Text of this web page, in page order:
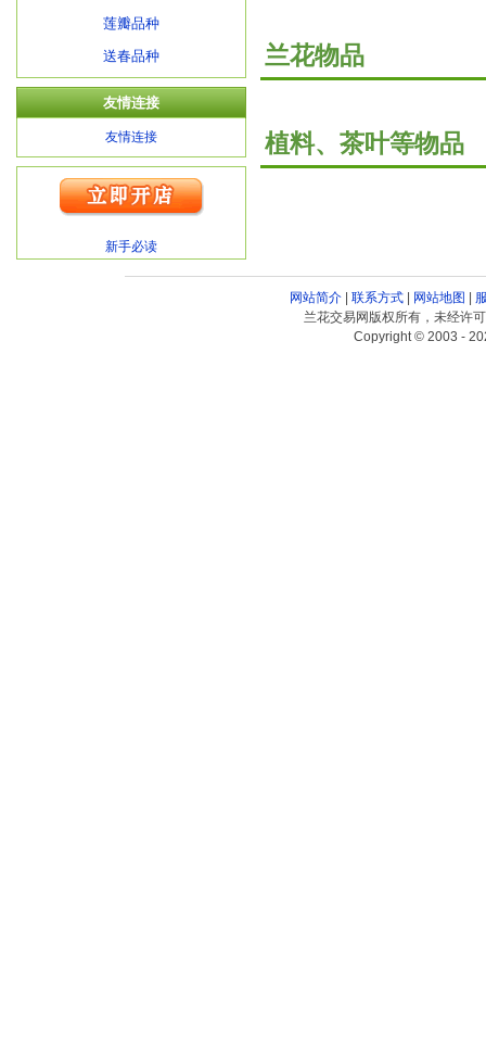
莲瓣品种
送春品种
友情连接
友情连接
新手必读
兰花物品
植料、茶叶等物品
网站简介| 联系方式| 网站地图 |
兰花交易网版权所有，未经许
Copyright © 2003 -